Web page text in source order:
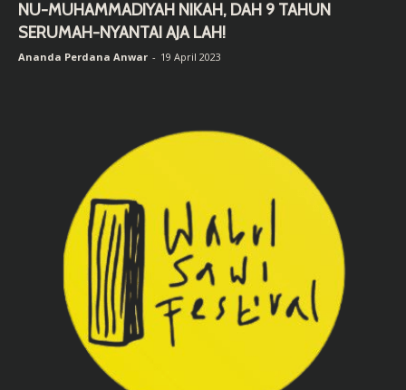
NU-MUHAMMADIYAH NIKAH, DAH 9 TAHUN
SERUMAH-NYANTAI AJA LAH!
Ananda Perdana Anwar - 19 April 2023